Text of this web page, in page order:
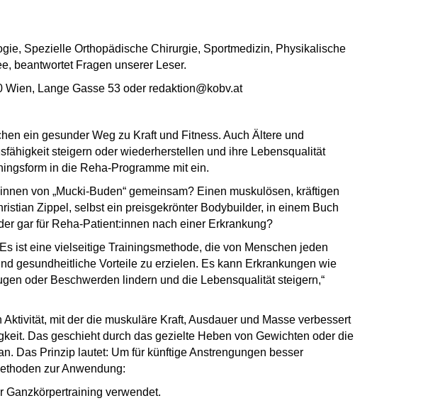
Spezielle Orthopädische Chirurgie, Sportmedizin, Physikalische
beantwortet Fragen unserer Leser.
Lange Gasse 53 oder redaktion@kobv.at
ein gesunder Weg zu Kraft und Fitness. Auch Ältere und
steigern oder wiederherstellen und ihre Lebensqualität
in die Reha-Programme mit ein.
von „Mucki-Buden“ gemeinsam? Einen muskulösen, kräftigen
Zippel, selbst ein preisgekrönter Bodybuilder, in einem Buch
gar für Reha-Patient:innen nach einer Erkrankung?
ist eine vielseitige Trainingsmethode, die von Menschen jeden
gesundheitliche Vorteile zu erzielen. Es kann Erkrankungen wie
oder Beschwerden lindern und die Lebensqualität steigern,“
mit der die muskuläre Kraft, Ausdauer und Masse verbessert
Das geschieht durch das gezielte Heben von Gewichten oder die
Das Prinzip lautet: Um für künftige Anstrengungen besser
zur Anwendung:
Ganzkörpertraining verwendet.